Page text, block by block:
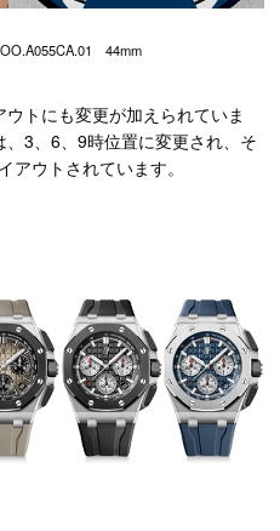
44mm
トにも変更が加えられていま
3、6、9時位置に変更され、そ
ウトされています。